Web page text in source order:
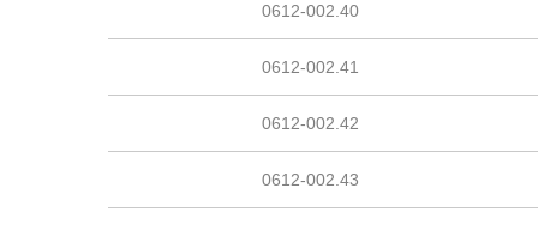
0612-002.40
0612-002.41
0612-002.42
0612-002.43